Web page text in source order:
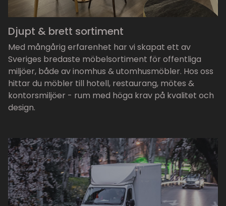
Djupt & brett sortiment
Med mångårig erfarenhet har vi skapat ett av
Sveriges bredaste möbelsortiment för offentliga
miljöer, både av inomhus & utomhusmöbler. Hos oss
hittar du möbler till hotell, restaurang, mötes &
kontorsmiljöer - rum med höga krav på kvalitet och
design.